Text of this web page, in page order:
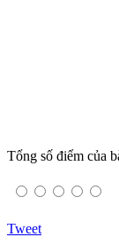
Tổng số điểm của
Tweet